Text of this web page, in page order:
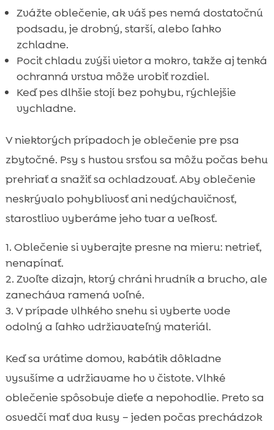
Zvážte oblečenie, ak váš pes nemá dostatočnú
podsadu, je drobný, starší, alebo ľahko
zchladne.
Pocit chladu zvýši vietor a mokro, takže aj tenká
ochranná vrstva môže urobiť rozdiel.
Keď pes dlhšie stojí bez pohybu, rýchlejšie
vychladne.
V niektorých prípadoch je oblečenie pre psa
zbytočné. Psy s hustou srsťou sa môžu počas behu
prehriať a snažiť sa ochladzovať. Aby oblečenie
neskrývalo pohyblivosť ani nedýchavičnosť,
starostlivo vyberáme jeho tvar a veľkosť.
Oblečenie si vyberajte presne na mieru: netrieť,
nenapínať.
Zvoľte dizajn, ktorý chráni hrudník a brucho, ale
zanecháva ramená voľné.
V prípade vlhkého snehu si vyberte vode
odolný a ľahko udržiavateľný materiál.
Keď sa vrátime domov, kabátik dôkladne
vysušíme a udržiavame ho v čistote. Vlhké
oblečenie spôsobuje dieťe a nepohodlie. Preto sa
osvedčí mať dva kusy – jeden počas prechádzok